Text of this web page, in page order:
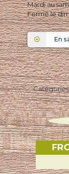
Mardi au
Fermé le
En
Catégories